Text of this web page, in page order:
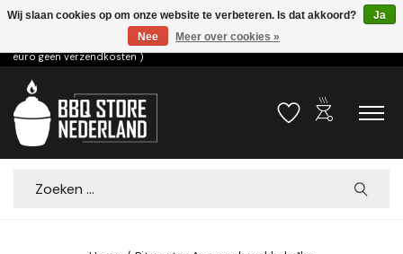
Voor 15.00u besteld dezelfde dag verzonden! ( 6,95 verzendkosten, vanaf 75
euro geen verzendkosten )
Verlanglijst
outdoor_grill
Zoeken
Wij slaan cookies op om onze website te verbeteren. Is dat akkoord?
Ja
Nee
Meer over cookies »